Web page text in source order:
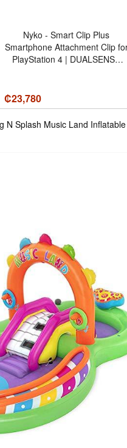
Nyko - Smart Clip Plus
Smartphone Attachment Clip
PlayStation 4 | DUALSENSE
Smartphone Gaming Mount |
iPhone/iOS
₡23,780
N Splash Music Land